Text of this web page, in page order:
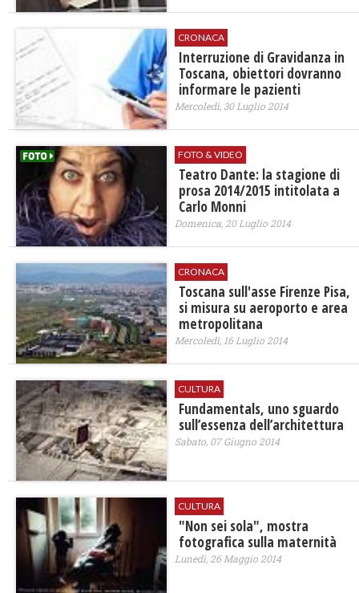
CRONACA
Interruzione di Gravidanza in
Toscana, obiettori dovranno
informare le pazienti
Mercoledì, 30 Luglio 2014
FOTO & VIDEO
Teatro Dante: la stagione di
prosa 2014/2015 intitolata a
Carlo Monni
Domenica, 20 Luglio 2014
CRONACA
Toscana sull'asse Firenze Pisa,
si misura su aeroporto e area
metropolitana
Mercoledì, 16 Luglio 2014
CULTURA
Fundamentals, uno sguardo
sull’essenza dell’architettura
Sabato, 07 Giugno 2014
CULTURA
"Non sei sola", mostra
fotografica sulla maternità
Lunedì, 26 Maggio 2014